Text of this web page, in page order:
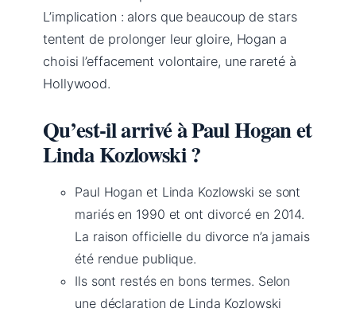
L’implication : alors que beaucoup de stars
tentent de prolonger leur gloire, Hogan a
choisi l’effacement volontaire, une rareté à
Hollywood.
Qu’est-il arrivé à Paul Hogan et
Linda Kozlowski ?
Paul Hogan et Linda Kozlowski se sont
mariés en 1990 et ont divorcé en 2014.
La raison officielle du divorce n’a jamais
été rendue publique.
Ils sont restés en bons termes. Selon
une déclaration de Linda Kozlowski